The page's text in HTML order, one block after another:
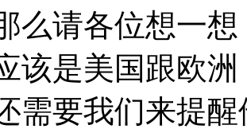
么请各位想一
该是美国跟欧
需要我们来提